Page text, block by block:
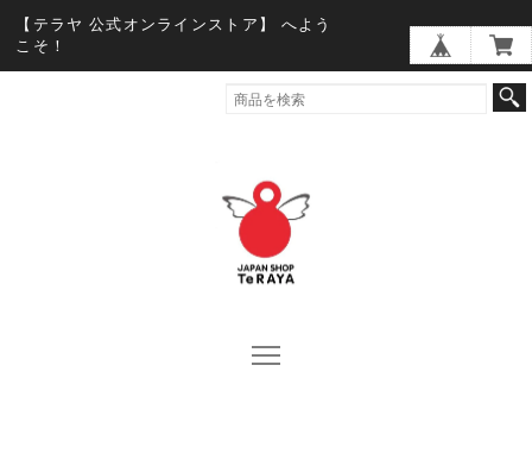
【テラヤ 公式オンラインストア】 へよう
こそ！